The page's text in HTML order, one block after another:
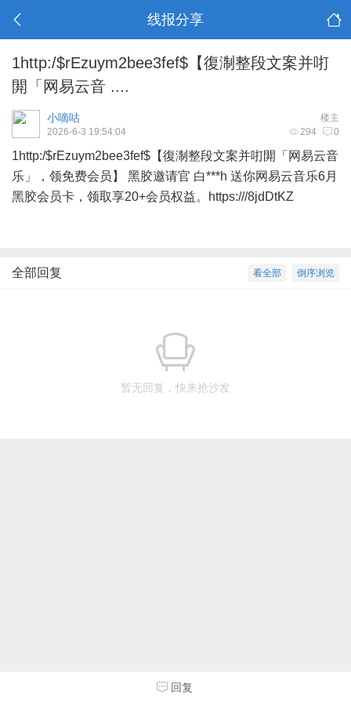
线报分享
1http:/$rEzuym2bee3fef$【復淛整段文案并咑
閞「网易云音 ....
楼主
小嘀咕
294 0
2026-6-3 19:54:04
1http:/$rEzuym2bee3fef$【復淛整段文案并咑閞「网易云音
乐」，领免费会员】 黑胶邀请官 白***h 送你网易云音乐6月
黑胶会员卡，领取享20+会员权益。
https:///8jdDtKZ
倒序浏览
看全部
全部回复
暂无回复，快来抢沙发
回复